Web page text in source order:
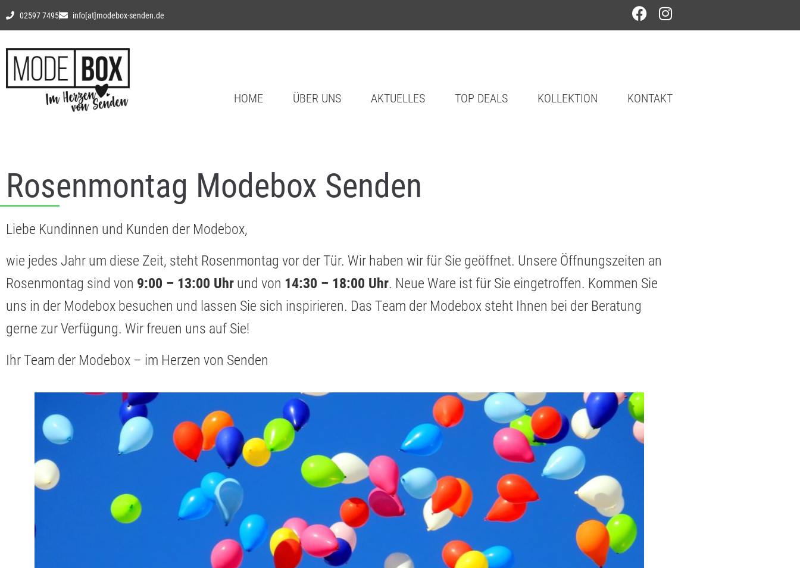
02597 7495 info[at]modebox-senden.de
HOME ÜBER UNS AKTUELLES TOP DEALS KOLLEKTION KONTAKT
Rosenmontag Modebox Senden
Liebe Kundinnen und Kunden der Modebox,
wie jedes Jahr um diese Zeit, steht Rosenmontag vor der Tür. Wir haben wir für Sie geöffnet. Unsere Öffnungszeiten an
Rosenmontag sind von 9:00 – 13:00 Uhr und von 14:30 – 18:00 Uhr. Neue Ware ist für Sie eingetroffen. Kommen Sie
uns in der Modebox besuchen und lassen Sie sich inspirieren. Das Team der Modebox steht Ihnen bei der Beratung
gerne zur Verfügung. Wir freuen uns auf Sie!
Ihr Team der Modebox – im Herzen von Senden